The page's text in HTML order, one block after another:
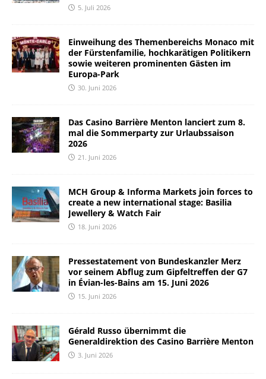
5. Juli 2026
Einweihung des Themenbereichs Monaco mit
der Fürstenfamilie, hochkarätigen Politikern
sowie weiteren prominenten Gästen im
Europa-Park
30. Juni 2026
Das Casino Barrière Menton lanciert zum 8.
mal die Sommerparty zur Urlaubssaison
2026
21. Juni 2026
MCH Group & Informa Markets join forces to
create a new international stage: Basilia
Jewellery & Watch Fair
18. Juni 2026
Pressestatement von Bundeskanzler Merz
vor seinem Abflug zum Gipfeltreffen der G7
in Évian-les-Bains am 15. Juni 2026
15. Juni 2026
Gérald Russo übernimmt die
Generaldirektion des Casino Barrière Menton
3. Juni 2026